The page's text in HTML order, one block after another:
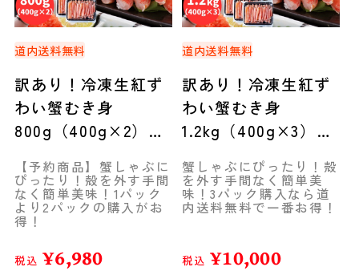
道内送料無料
訳あり！冷凍生紅ず
わい蟹むき身
800g（400g×2）＜
共栄水産
【予約商品】蟹しゃぶに
ぴったり！殻を外す手間
なく簡単美味！1パック
より2パックの購入がお
得！
税込 ¥6,980
道内送料無料
訳あり！冷凍生紅ず
わい蟹むき身
1.2kg（400g×3）＜
共栄水産
蟹しゃぶにぴったり！殻
を外す手間なく簡単美
味！3パック購入なら道
内送料無料で一番お得！
税込 ¥10,000